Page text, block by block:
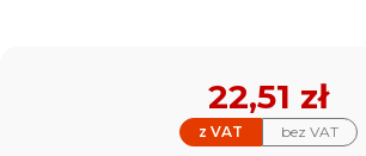
z VAT bez VAT
Cena
22,51 zł